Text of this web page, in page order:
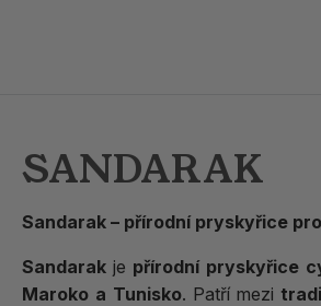
SANDARAK
Sandarak – přírodní pryskyřice
Sandarak je přírodní pryskyřice
Maroko a Tunisko. Patří mezi